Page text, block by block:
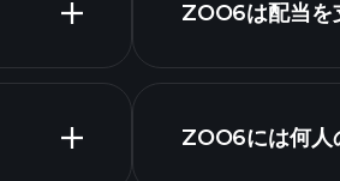
ZOO6は配当を
ZOO6には何人